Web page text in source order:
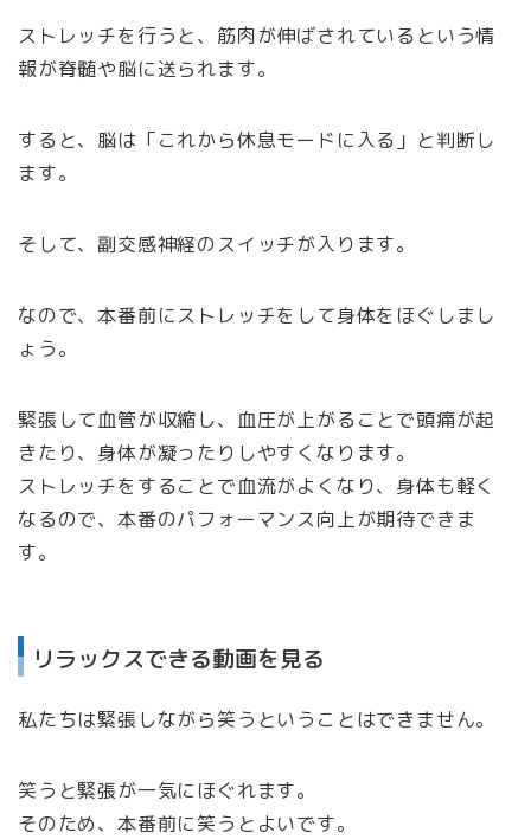
ストレッチを行うと、筋肉が伸ばされているという情
報が脊髄や脳に送られます。
すると、脳は「これから休息モードに入る」と判断し
ます。
そして、副交感神経のスイッチが入ります。
なので、本番前にストレッチをして身体をほぐしまし
ょう。
緊張して血管が収縮し、血圧が上がることで頭痛が起
きたり、身体が凝ったりしやすくなります。
ストレッチをすることで血流がよくなり、身体も軽く
なるので、本番のパフォーマンス向上が期待できま
す。
リラックスできる動画を見る
私たちは緊張しながら笑うということはできません。
笑うと緊張が一気にほぐれます。
そのため、本番前に笑うとよいです。